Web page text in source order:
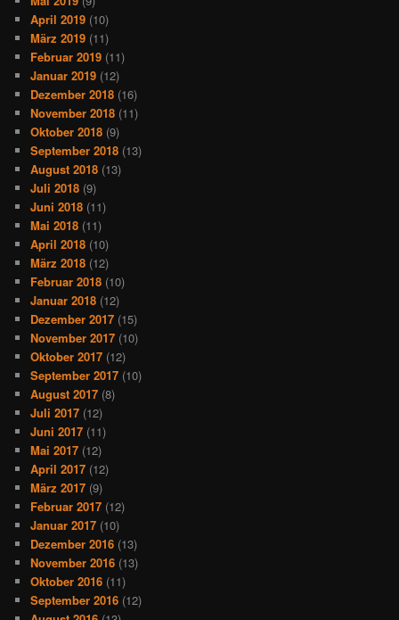
April 2019 (10)
März 2019 (11)
Februar 2019 (11)
Januar 2019 (12)
Dezember 2018 (16)
November 2018 (11)
Oktober 2018 (9)
September 2018 (13)
August 2018 (13)
Juli 2018 (9)
Juni 2018 (11)
Mai 2018 (11)
April 2018 (10)
März 2018 (12)
Februar 2018 (10)
Januar 2018 (12)
Dezember 2017 (15)
November 2017 (10)
Oktober 2017 (12)
September 2017 (10)
August 2017 (8)
Juli 2017 (12)
Juni 2017 (11)
Mai 2017 (12)
April 2017 (12)
März 2017 (9)
Februar 2017 (12)
Januar 2017 (10)
Dezember 2016 (13)
November 2016 (13)
Oktober 2016 (11)
September 2016 (12)